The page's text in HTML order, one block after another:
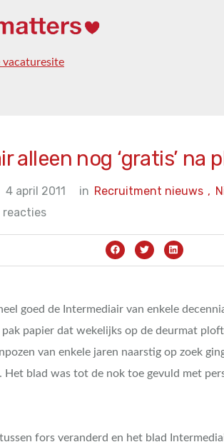
vacaturesite
alleen nog ‘gratis’ na
4 april 2011 in Recruitment nieuws ,
reacties
goed de Intermediair van enkele
pak papier dat wekelijks op de deurmat
van enkele jaren naarstig op zoek
Het blad was tot de nok toe gevuld met
fors veranderd en het blad